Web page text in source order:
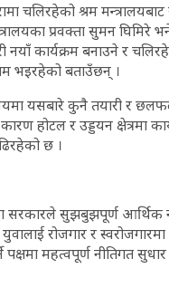
चलिरहेको श्रम
प्रवक्ता सुमन घिमिरे
नयाँ कार्यक्रम बनाउने र
भइरहेको बताउँछन् ।
यसबारे कुनै तयारी र
होटल र उड्डयन क्षेत्रमा
छ ।
सरकारले सुझबुझपूर्ण
रोजगार र
पक्षमा महत्वपूर्ण नीतिगत